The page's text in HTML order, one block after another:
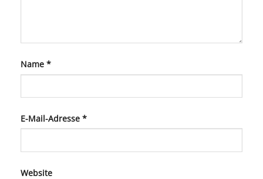
Name *
E-Mail-Adresse *
Website